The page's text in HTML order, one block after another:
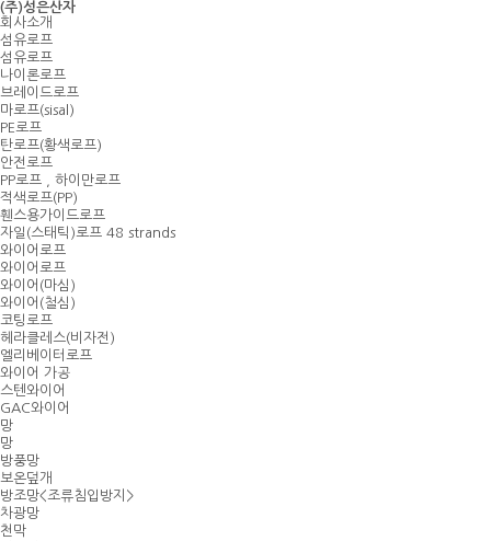
(주)성은산자
회사소개
섬유로프
섬유로프
나이론로프
브레이드로프
마로프(sisal)
PE로프
탄로프(황색로프)
안전로프
PP로프 , 하이만로프
적색로프(PP)
휀스용가이드로프
자일(스태틱)로프 48 strands
와이어로프
와이어로프
와이어(마심)
와이어(철심)
코팅로프
헤라클레스(비자전)
엘리베이터로프
와이어 가공
스텐와이어
GAC와이어
망
망
방풍망
보온덮개
방조망<조류침입방지>
차광망
천막